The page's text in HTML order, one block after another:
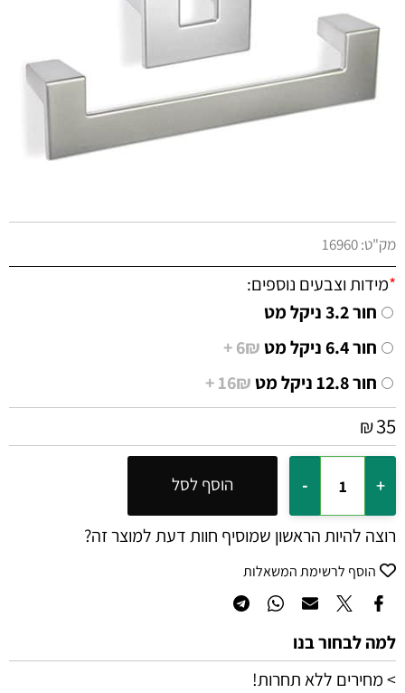
מק"ט:16960
*מידות וצבעים נוספים:
חור 3.2 ניקל מט
חור 6.4 ניקל מט
6₪ +
חור 12.8 ניקל מט
16₪ +
₪35
הוסף לסל
רוצה להיות הראשון שמוסיף חוות דעת למוצר זה?
הוסף לרשימת המשאלות
למה לבחור בנו
> מחירים ללא תחרות!